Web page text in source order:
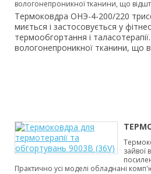
вологонепроникної тканини, що
Термоковдра ОНЭ-4-200/220
миється і застосовується у
термообгортання і
вологонепроникної тканини, що
зайвої
Практично усі моделі обладнані